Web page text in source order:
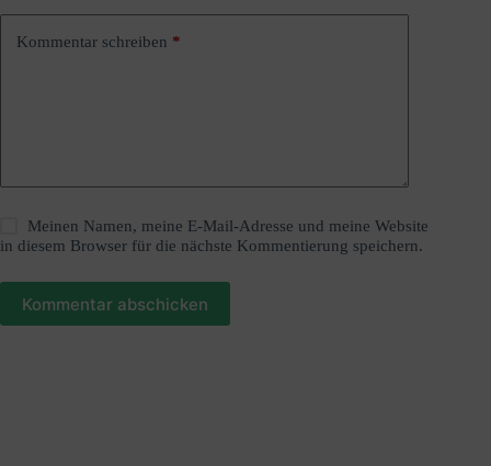
Kommentar schreiben *
Meinen Namen, meine E-Mail-Adresse und meine Website
in diesem Browser für die nächste Kommentierung speichern.
Kommentar abschicken
e